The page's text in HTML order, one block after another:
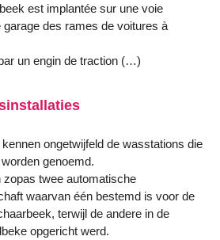
est implantée sur une voie
garage des rames de voitures à
un engin de traction (…)
ongetwijfeld de wasstations die
genoemd.
twee automatische
waarvan één bestemd is voor de
terwijl de andere in de
opgericht werd.